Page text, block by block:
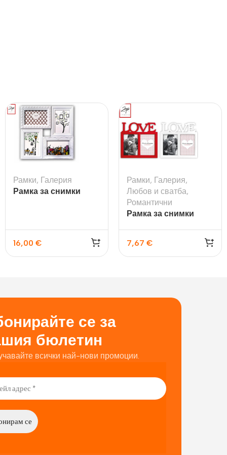
Рамки, Галерия
Рамка за снимки
16,00 €
Рамки, Галерия,
Любов и сватба,
Романтични
Рамка за снимки
7,67 €
се за
бюлетин
всички най-нови промоции.